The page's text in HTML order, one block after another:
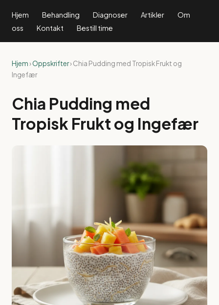
Hjem Behandling Diagnoser Artikler
Om
oss
Kontakt Bestill time
Hjem›Oppskrifter› Chia Pudding med Tropisk Frukt og
Ingefær
Chia Pudding med
Tropisk Frukt og Ingefær